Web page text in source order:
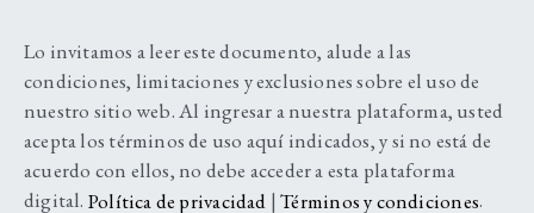
Lo invitamos a leer este documento, alude a las
condiciones, limitaciones y exclusiones sobre el uso de
nuestro sitio web. Al ingresar a nuestra plataforma, usted
acepta los términos de uso aquí indicados, y si no está de
acuerdo con ellos, no debe acceder a esta plataforma
digital. Política de privacidad |Términos y condiciones.